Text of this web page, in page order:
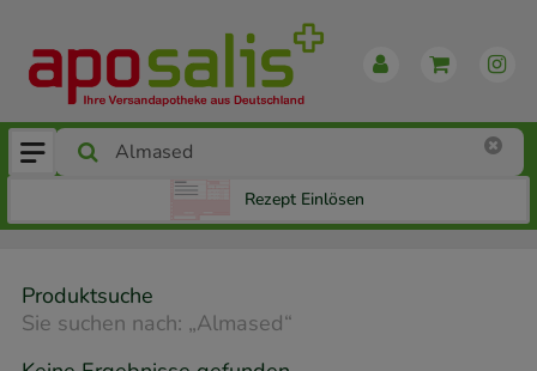
Rezept Einlösen
Produktsuche
Sie suchen nach: „Almased“